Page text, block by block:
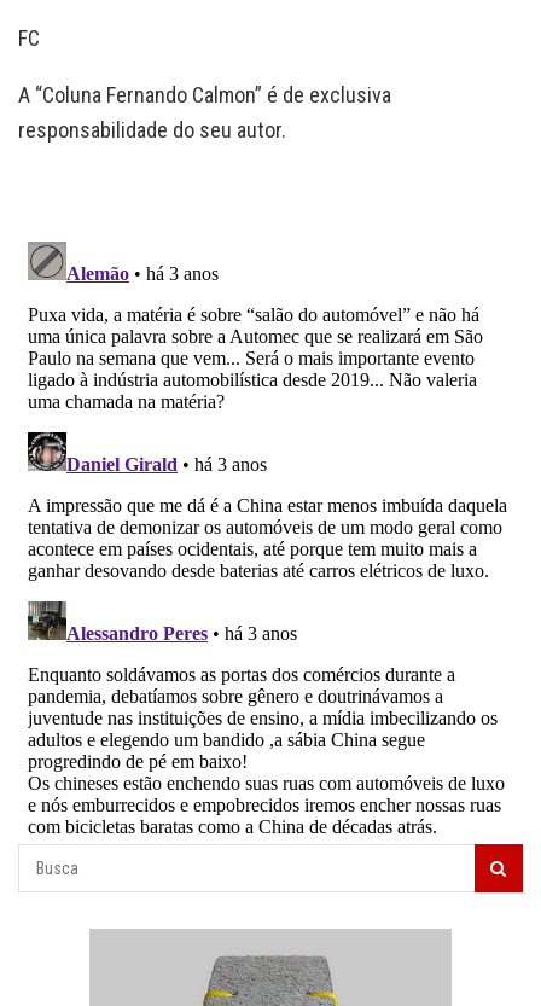
FC
A “Coluna Fernando Calmon” é de exclusiva
responsabilidade do seu autor.